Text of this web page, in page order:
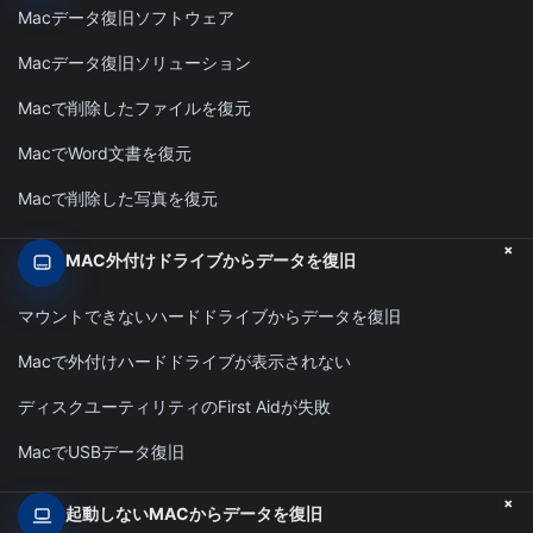
Macデータ復旧ソフトウェア
Macデータ復旧ソリューション
Macで削除したファイルを復元
MacでWord文書を復元
Macで削除した写真を復元
MAC外付けドライブからデータを復旧 +
マウントできないハードドライブからデータを復旧
Macで外付けハードドライブが表示されない
ディスクユーティリティのFirst Aidが失敗
MacでUSBデータ復旧
起動しないMACからデータを復旧 +